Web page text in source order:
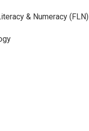
& Numeracy (FLN)